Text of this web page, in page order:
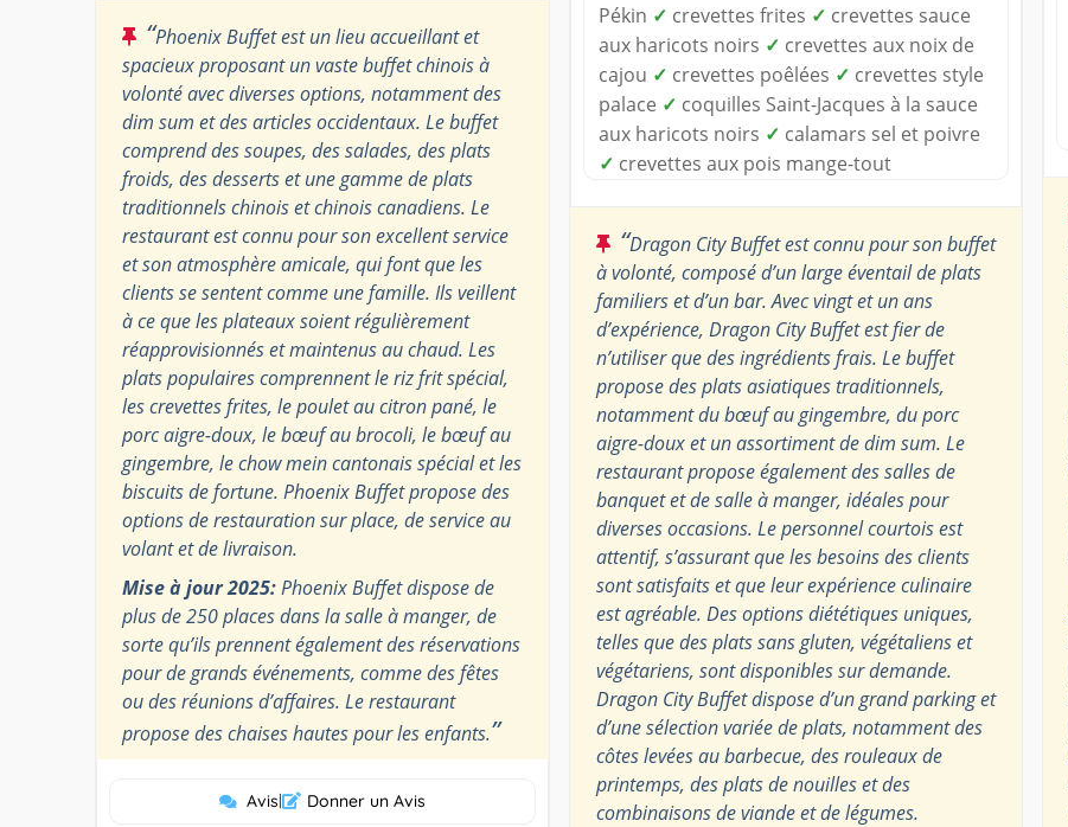
“Phoenix Buffet est un lieu accueillant et
spacieux proposant un vaste buffet chinois à
volonté avec diverses options, notamment des
dim sum et des articles occidentaux. Le buffet
comprend des soupes, des salades, des plats
froids, des desserts et une gamme de plats
traditionnels chinois et chinois canadiens. Le
restaurant est connu pour son excellent service
et son atmosphère amicale, qui font que les
clients se sentent comme une famille. Ils veillent
à ce que les plateaux soient régulièrement
réapprovisionnés et maintenus au chaud. Les
plats populaires comprennent le riz frit spécial,
les crevettes frites, le poulet au citron pané, le
porc aigre-doux, le bœuf au brocoli, le bœuf au
gingembre, le chow mein cantonais spécial et les
biscuits de fortune. Phoenix Buffet propose des
options de restauration sur place, de service au
volant et de livraison.
Mise à jour 2025:Phoenix Buffet dispose de
plus de 250 places dans la salle à manger, de
sorte qu’ils prennent également des réservations
pour de grands événements, comme des fêtes
ou des réunions d’affaires. Le restaurant
propose des chaises hautes pour les enfants.”
Avis| Donner un Avis
Pékin ✓ crevettes frites ✓ crevettes sauce
aux haricots noirs ✓ crevettes aux noix de
cajou ✓ crevettes poêlées ✓ crevettes style
palace ✓ coquilles Saint-Jacques à la sauce
aux haricots noirs ✓ calamars sel et poivre
✓ crevettes aux pois mange-tout
“Dragon City Buffet est connu pour son buffet
à volonté, composé d’un large éventail de plats
familiers et d’un bar. Avec vingt et un ans
d’expérience, Dragon City Buffet est fier de
n’utiliser que des ingrédients frais. Le buffet
propose des plats asiatiques traditionnels,
notamment du bœuf au gingembre, du porc
aigre-doux et un assortiment de dim sum. Le
restaurant propose également des salles de
banquet et de salle à manger, idéales pour
diverses occasions. Le personnel courtois est
attentif, s’assurant que les besoins des clients
sont satisfaits et que leur expérience culinaire
est agréable. Des options diététiques uniques,
telles que des plats sans gluten, végétaliens et
végétariens, sont disponibles sur demande.
Dragon City Buffet dispose d’un grand parking et
d’une sélection variée de plats, notamment des
côtes levées au barbecue, des rouleaux de
printemps, des plats de nouilles et des
combinaisons de viande et de légumes.